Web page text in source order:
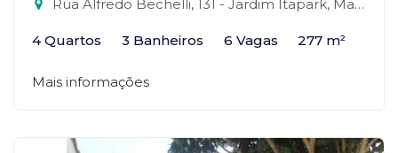
Rua Alfredo Bechelli, 131 - Jardim Itapark, Mauá-SP
4 Quartos 3 Banheiros 6 Vagas 277 m²
Mais informações